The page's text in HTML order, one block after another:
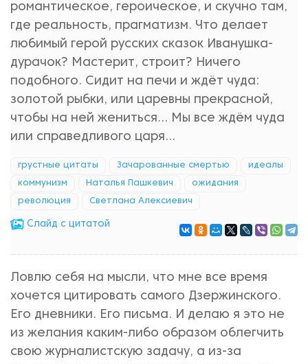
романтическое, героическое, и скучно там,
где реальность, прагматизм. Что делает
любимый герой русских сказок Иванушка-
дурачок? Мастерит, строит? Ничего
подобного. Сидит на печи и ждёт чуда:
золотой рыбки, или царевны прекрасной,
чтобы на ней жениться… Мы все ждём чуда
или справедливого царя…
грустные цитаты Зачарованные смертью идеалы
коммунизм Наталья Пашкевич ожидания
революция Светлана Алексиевич
Cлайд с цитатой
Ловлю себя на мысли, что мне все время
хочется цитировать самого Дзержинского.
Его дневники. Его письма. И делаю я это не
из желания каким-либо образом облегчить
свою журналистскую задачу, а из-за